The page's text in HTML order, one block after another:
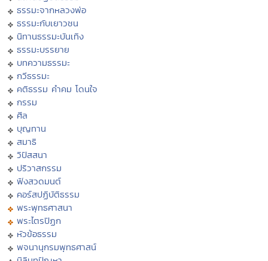
ธรรมะจากหลวงพ่อ
ธรรมะกับเยาวชน
นิทานธรรมะบันเทิง
ธรรมะบรรยาย
บทความธรรมะ
กวีธรรมะ
คติธรรม คำคม โดนใจ
กรรม
ศีล
บุญทาน
สมาธิ
วิปัสสนา
ปริวาสกรรม
ฟังสวดมนต์
คอร์สปฏิบัติธรรม
พระพุทธศาสนา
พระไตรปิฏก
หัวข้อธรรม
พจนานุกรมพุทธศาสน์